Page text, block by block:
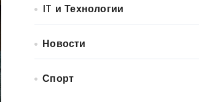
IT и Технологии
Новости
Спорт